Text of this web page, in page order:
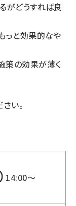
がどうすれば良
っと効果的なや
策の効果が薄く
い。
14:00～